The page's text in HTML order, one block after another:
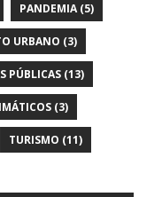
PANDEMIA(5)
URBANO (3)
PÚBLICAS (13)
(3)
TURISMO (11)